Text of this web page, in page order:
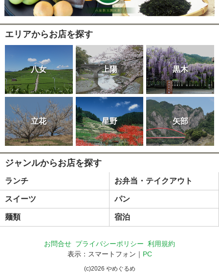
エリアからお店を探す
八女 上陽 黒木
立花 星野 矢部
ジャンルからお店を探す
ランチ お弁当・テイクアウト
スイーツ パン
麺類 宿泊
お問合せ プライバシーポリシー 利用規約
表示：スマートフォン｜ PC
(c)2026 やめぐるめ